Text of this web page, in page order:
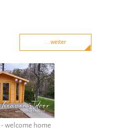
... weiter
welcome home